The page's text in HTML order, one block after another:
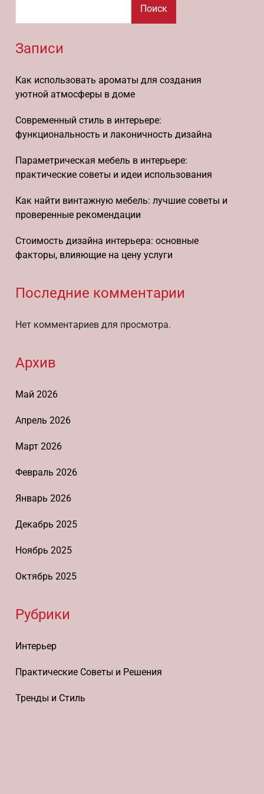
Поиск
Записи
Как использовать ароматы для создания
уютной атмосферы в доме
Современный стиль в интерьере:
функциональность и лаконичность дизайна
Параметрическая мебель в интерьере:
практические советы и идеи использования
Как найти винтажную мебель: лучшие советы и
проверенные рекомендации
Стоимость дизайна интерьера: основные
факторы, влияющие на цену услуги
Последние комментарии
Нет комментариев для просмотра.
Архив
Май 2026
Апрель 2026
Март 2026
Февраль 2026
Январь 2026
Декабрь 2025
Ноябрь 2025
Октябрь 2025
Рубрики
Интерьер
Практические Советы и Решения
Тренды и Стиль